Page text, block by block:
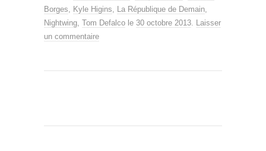
Borges
Kyle Higins La République de Demain
Nightwing Tom Defalco le 30 octobre 2013 Laisser
un commentaire